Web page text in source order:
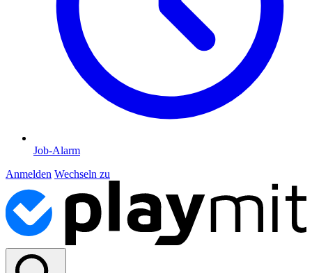
Job-Alarm
Anmelden Wechseln zu